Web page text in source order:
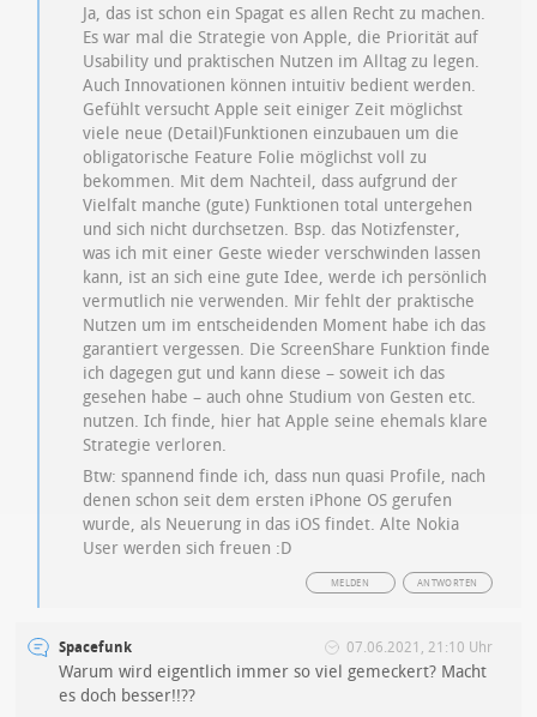
Ja, das ist schon ein Spagat es allen Recht zu machen.
Es war mal die Strategie von Apple, die Priorität auf
Usability und praktischen Nutzen im Alltag zu legen.
Auch Innovationen können intuitiv bedient werden.
Gefühlt versucht Apple seit einiger Zeit möglichst
viele neue (Detail)Funktionen einzubauen um die
obligatorische Feature Folie möglichst voll zu
bekommen. Mit dem Nachteil, dass aufgrund der
Vielfalt manche (gute) Funktionen total untergehen
und sich nicht durchsetzen. Bsp. das Notizfenster,
was ich mit einer Geste wieder verschwinden lassen
kann, ist an sich eine gute Idee, werde ich persönlich
vermutlich nie verwenden. Mir fehlt der praktische
Nutzen um im entscheidenden Moment habe ich das
garantiert vergessen. Die ScreenShare Funktion finde
ich dagegen gut und kann diese – soweit ich das
gesehen habe – auch ohne Studium von Gesten etc.
nutzen. Ich finde, hier hat Apple seine ehemals klare
Strategie verloren.
Btw: spannend finde ich, dass nun quasi Profile, nach
denen schon seit dem ersten iPhone OS gerufen
wurde, als Neuerung in das iOS findet. Alte Nokia
User werden sich freuen :D
ANTWORTEN
MELDEN
Spacefunk 07.06.2021, 21:10 Uhr
Warum wird eigentlich immer so viel gemeckert? Macht
es doch besser!!??